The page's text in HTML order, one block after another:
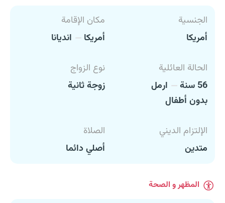
الجنسية
أمريكا
مكان الإقامة
أمريكا
انديانا
الحالة العائلية
56 سنة
ارمل
بدون أطفال
نوع الزواج
زوجة ثانية
الإلتزام الديني
متدين
الصلاة
أصلي دائما
المظهر و الصحة